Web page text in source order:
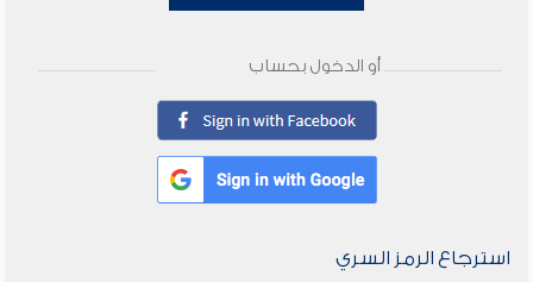
أو الدخول بحساب
استرجاع الرمز السري